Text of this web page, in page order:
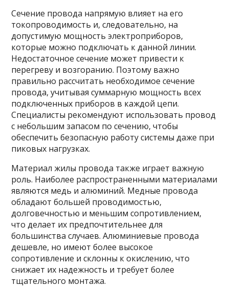
Сечение провода напрямую влияет на его
токопроводимость и, следовательно, на
допустимую мощность электроприборов,
которые можно подключать к данной линии.
Недостаточное сечение может привести к
перегреву и возгоранию. Поэтому важно
правильно рассчитать необходимое сечение
провода, учитывая суммарную мощность всех
подключенных приборов в каждой цепи.
Специалисты рекомендуют использовать провод
с небольшим запасом по сечению, чтобы
обеспечить безопасную работу системы даже при
пиковых нагрузках.
Материал жилы провода также играет важную
роль. Наиболее распространенными материалами
являются медь и алюминий. Медные провода
обладают большей проводимостью,
долговечностью и меньшим сопротивлением,
что делает их предпочтительнее для
большинства случаев. Алюминиевые провода
дешевле, но имеют более высокое
сопротивление и склонны к окислению, что
снижает их надежность и требует более
тщательного монтажа.